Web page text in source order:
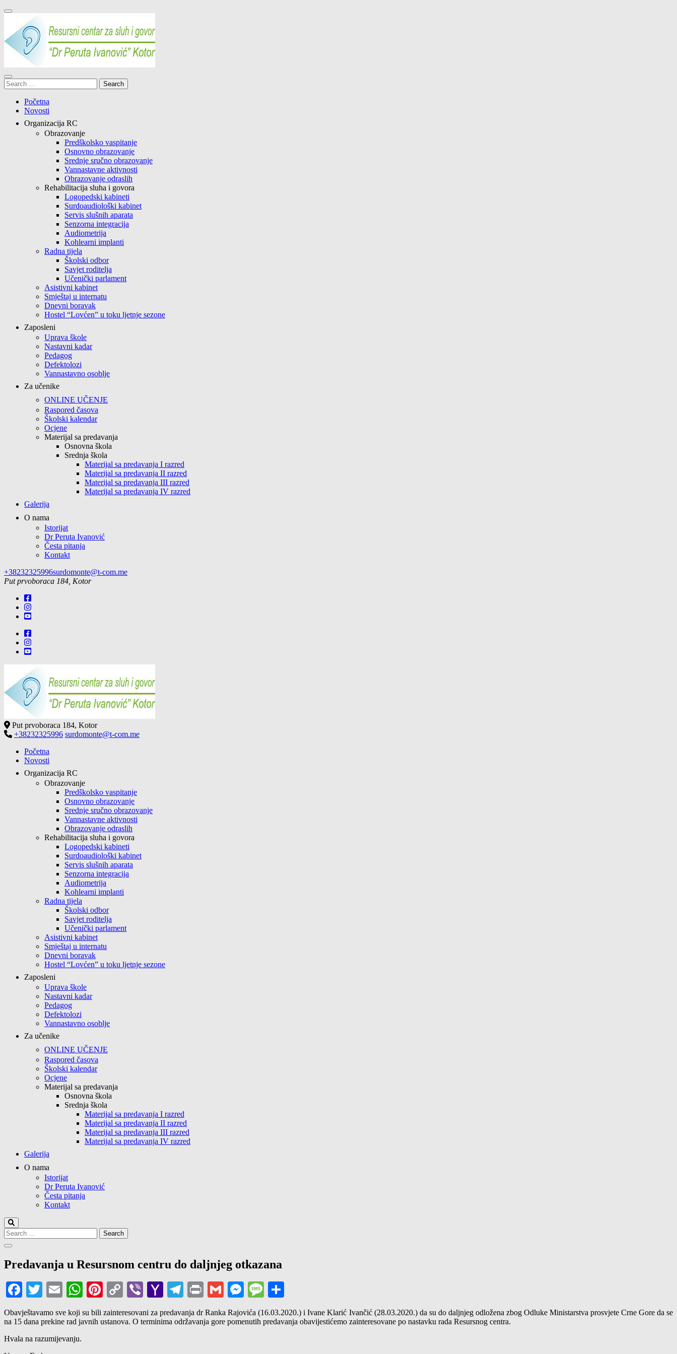
Skip
content
(Press
Enter)
Resursni centar Kotor
JU Resursni centar za sluh i govor "Dr Peruta Ivanović" Kotor
Search
for:
Početna
Novosti
Organizacija RC
Obrazovanje
Predškolsko vaspitanje
Osnovno obrazovanje
Srednje sručno obrazovanje
Vannastavne aktivnosti
Obrazovanje odraslih
Rehabilitacija sluha i govora
Logopedski kabineti
Surdoaudiološki kabinet
Servis slušnih aparata
Senzorna integracija
Audiometrija
Kohlearni implanti
Radna tijela
Školski odbor
Savjet roditelja
Učenički parlament
Asistivni kabinet
Smještaj u internatu
Dnevni boravak
Hostel “Lovćen” u toku ljetnje sezone
Zaposleni
Uprava škole
Nastavni kadar
Pedagog
Defektolozi
Vannastavno osoblje
Za učenike
ONLINE UČENJE
Raspored časova
Školski kalendar
Ocjene
Materijal sa predavanja
Osnovna škola
Srednja škola
Materijal sa predavanja I razred
Materijal sa predavanja II razred
Materijal sa predavanja III razred
Materijal sa predavanja IV razred
Galerija
O nama
Istorijat
Dr Peruta Ivanović
Česta pitanja
Kontakt
+38232325996surdomonte@t-com.me
Put prvoboraca 184, Kotor
Resursni centar Kotor
JU Resursni centar za sluh i govor "Dr Peruta Ivanović" Kotor
Put prvoboraca 184, Kotor
+38232325996 surdomonte@t-com.me
Početna
Novosti
Organizacija RC
Obrazovanje
Predškolsko vaspitanje
Osnovno obrazovanje
Srednje sručno obrazovanje
Vannastavne aktivnosti
Obrazovanje odraslih
Rehabilitacija sluha i govora
Logopedski kabineti
Surdoaudiološki kabinet
Servis slušnih aparata
Senzorna integracija
Audiometrija
Kohlearni implanti
Radna tijela
Školski odbor
Savjet roditelja
Učenički parlament
Asistivni kabinet
Smještaj u internatu
Dnevni boravak
Hostel “Lovćen” u toku ljetnje sezone
Zaposleni
Uprava škole
Nastavni kadar
Pedagog
Defektolozi
Vannastavno osoblje
Za učenike
ONLINE UČENJE
Raspored časova
Školski kalendar
Ocjene
Materijal sa predavanja
Osnovna škola
Srednja škola
Materijal sa predavanja I razred
Materijal sa predavanja II razred
Materijal sa predavanja III razred
Materijal sa predavanja IV razred
Galerija
O nama
Istorijat
Dr Peruta Ivanović
Česta pitanja
Kontakt
Search
for:
Predavanja u Resursnom centru do daljnjeg otkazana
Facebook
Twitter
EmailWhatsApp
Pinterest
Copy
Link
ViberYahoo
Mail
Telegram
PrintGmailMessenger
Message
Obavještavamo sve koji su bili zainteresovani za predavanja dr Ranka Rajovića (16.03.2020.) i Ivane Klarić Ivančić (28.03.2020.) da su do daljnjeg odložena zbog Odluke Ministarstva prosvjete Crne Gore da se
na 15 dana prekine rad javnih ustanova. O terminima održavanja gore pomenutih predavanja obavijestićemo zainteresovane po nastavku rada Resursnog centra.
Hvala na razumijevanju.